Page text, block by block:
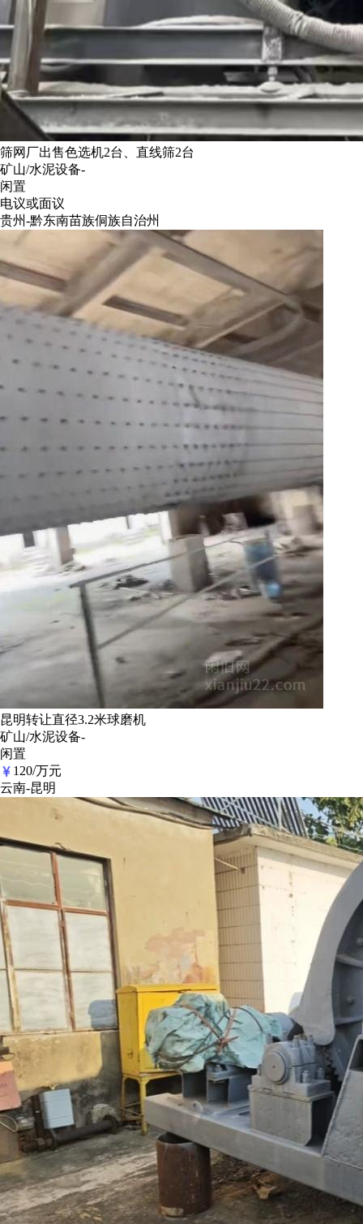
筛网厂出售色选机2台、直线筛2台
矿山/水泥设备-
闲置
电议或面议
贵州-黔东南苗族侗族自治州
昆明转让直径3.2米球磨机
矿山/水泥设备-
闲置
120/万元
云南-昆明